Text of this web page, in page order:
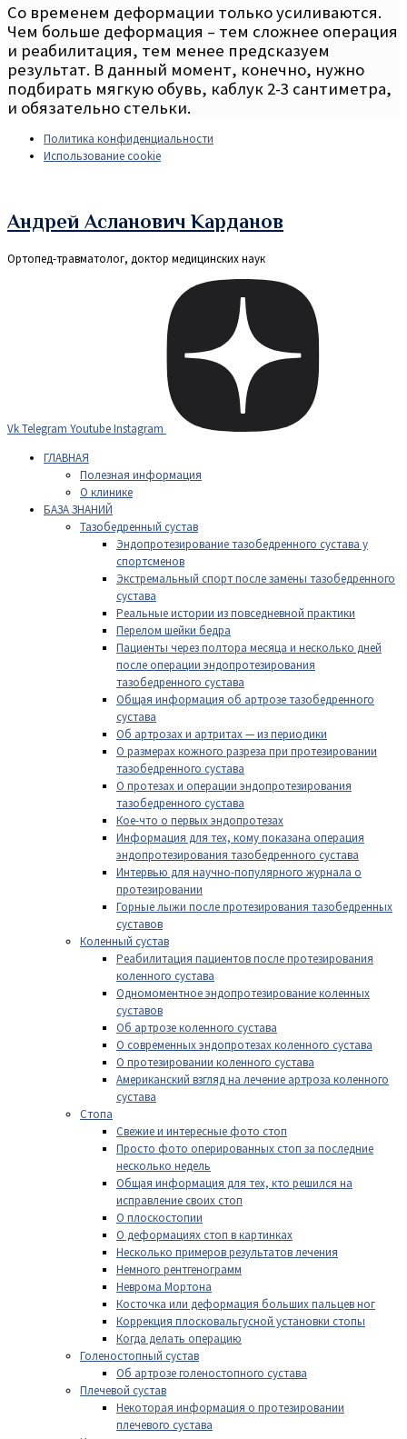
Со временем деформации только усиливаются.
Чем больше деформация – тем сложнее операция
и реабилитация, тем менее предсказуем
результат. В данный момент, конечно, нужно
подбирать мягкую обувь, каблук 2-3 сантиметра,
и обязательно стельки.
Политика конфиденциальности
Использование cookie
Андрей Асланович Карданов
Ортопед-травматолог, доктор медицинских наук
VkTelegram YoutubeInstagram
ГЛАВНАЯ
Полезная информация
О клинике
БАЗА ЗНАНИЙ
Тазобедренный сустав
Эндопротезирование тазобедренного сустава у
спортсменов
Экстремальный спорт после замены тазобедренного
сустава
Реальные истории из повседневной практики
Перелом шейки бедра
Пациенты через полтора месяца и несколько дней
после операции эндопротезирования
тазобедренного сустава
Общая информация об артрозе тазобедренного
сустава
Об артрозах и артритах — из периодики
О размерах кожного разреза при протезировании
тазобедренного сустава
О протезах и операции эндопротезирования
тазобедренного сустава
Кое-что о первых эндопротезах
Информация для тех, кому показана операция
эндопротезирования тазобедренного сустава
Интервью для научно-популярного журнала о
протезировании
Горные лыжи после протезирования тазобедренных
суставов
Коленный сустав
Реабилитация пациентов после протезирования
коленного сустава
Одномоментное эндопротезирование коленных
суставов
Об артрозе коленного сустава
О современных эндопротезах коленного сустава
О протезировании коленного сустава
Американский взгляд на лечение артроза коленного
сустава
Стопа
Свежие и интересные фото стоп
Просто фото оперированных стоп за последние
несколько недель
Общая информация для тех, кто решился на
исправление своих стоп
О плоскостопии
О деформациях стоп в картинках
Несколько примеров результатов лечения
Немного рентгенограмм
Неврома Мортона
Косточка или деформация больших пальцев ног
Коррекция плосковальгусной установки стопы
Когда делать операцию
Голеностопный сустав
Об артрозе голеностопного сустава
Плечевой сустав
Некоторая информация о протезировании
плечевого сустава